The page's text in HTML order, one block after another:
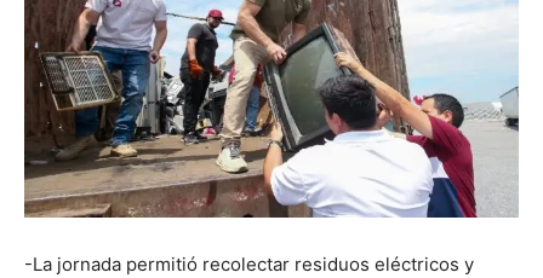
-​La jornada permitió recolectar residuos eléctricos y